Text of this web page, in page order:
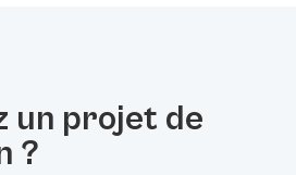
un projet de
?